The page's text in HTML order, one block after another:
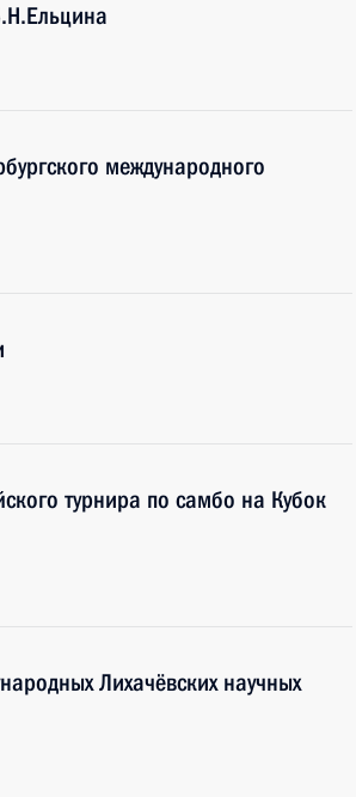
международного
турнира по самбо на Кубок
Лихачёвских научных